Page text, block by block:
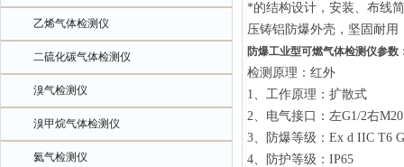
乙烯气体检测仪
二硫化碳气体检测仪
溴气检测仪
溴甲烷气体检测仪
氦气检测仪
*的结构设计，安装、布线
压铸铝防爆外壳，坚固耐用
防爆工业型可燃气体检测仪参数
检测原理：红外
1、工作原理：扩散式
2、电气接口：左G1/2右
3、防爆等级：Ex d IIC T6
4、防护等级：IP65